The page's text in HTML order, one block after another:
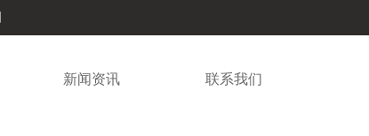
新闻资讯 联系我们